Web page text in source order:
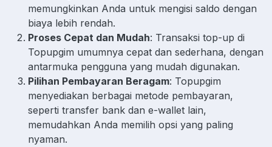
memungkinkan Anda untuk mengisi saldo dengan
biaya lebih rendah.
Proses Cepat dan Mudah: Transaksi top-up di
Topupgim umumnya cepat dan sederhana, dengan
antarmuka pengguna yang mudah digunakan.
Pilihan Pembayaran Beragam: Topupgim
menyediakan berbagai metode pembayaran,
seperti transfer bank dan e-wallet lain,
memudahkan Anda memilih opsi yang paling
nyaman.